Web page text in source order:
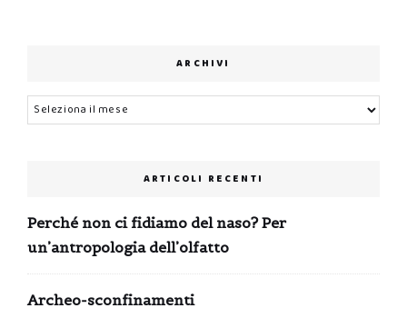
ARCHIVI
Archivi
ARTICOLI RECENTI
Perché non ci fidiamo del naso? Per
un’antropologia dell’olfatto
Archeo-sconfinamenti